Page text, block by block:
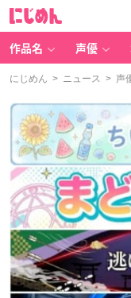
作品名 声優
にじめん > ニュース > 声